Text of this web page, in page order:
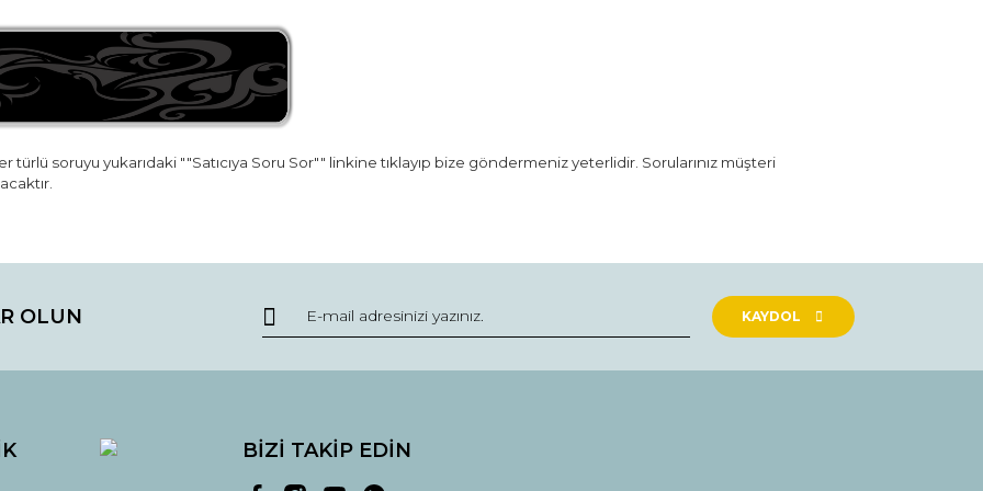
türlü soruyu yukarıdaki ""Satıcıya Soru Sor"" linkine tıklayıp bize göndermeniz yeterlidir. Sorularınız müşteri
Yorum Yaz
OLUN KAYDOL
BİZİ TAKİP EDİN